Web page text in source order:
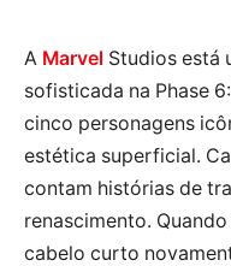
A Marvel Studios está
sofisticada na Phase
cinco personagens
estética superficial.
contam histórias de
renascimento.
cabelo curto